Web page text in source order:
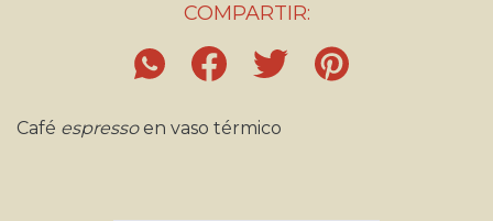
COMPARTIR:
Café espressoen vaso térmico